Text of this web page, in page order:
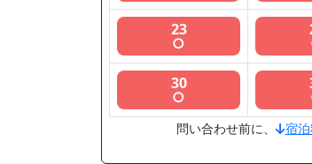
23
○
30
○
問い合わせ前に、 宿